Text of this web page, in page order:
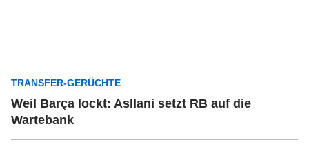
TRANSFER-GERÜCHTE
Weil Barça lockt: Asllani setzt RB auf die
Wartebank